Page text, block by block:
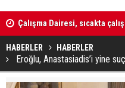
Çalışma Dairesi, sıcakta
yerine uyarı verdi
HABERLER HABERLER
Eroğlu, Anastasiadis’i yine